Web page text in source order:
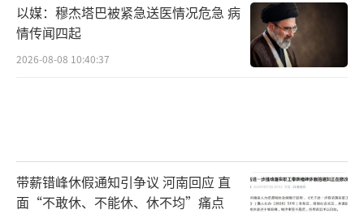
以媒：穆杰塔巴被紧急送医情况危急 病
情传闻四起
2026-08-08 10:40:37
带薪错峰休假通知引争议 河南回应 直
面“不敢休、不能休、休不均”痛点